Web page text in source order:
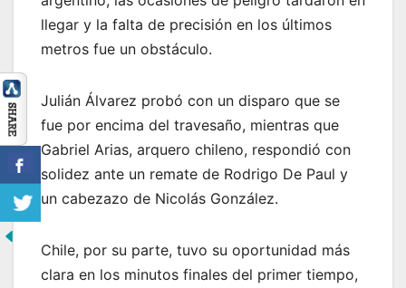
llegar y la falta de precisión en los últimos
metros fue un obstáculo.
Julián Álvarez probó con un disparo que se
fue por encima del travesaño, mientras que
Gabriel Arias, arquero chileno, respondió con
solidez ante un remate de Rodrigo De Paul y
un cabezazo de Nicolás González.
Chile, por su parte, tuvo su oportunidad más
clara en los minutos finales del primer tiempo,